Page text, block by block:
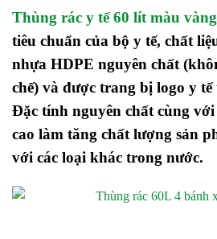
Thùng rác y tế 60 lít màu vàng
tiêu chuẩn của bộ y tế, chất
nhựa HDPE nguyên chất
chế) và được trang bị logo y
Đặc tính nguyên chất cùng
cao làm tăng chất lượng sản
với các loại khác trong nước.